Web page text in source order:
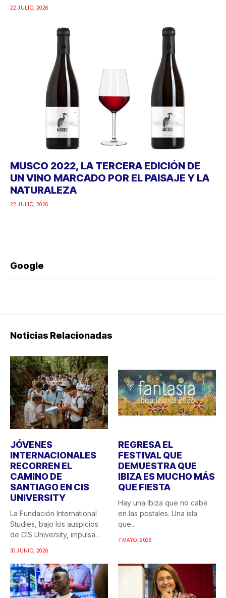
22 JULIO, 2026
MUSCO 2022, LA TERCERA EDICIÓN DE
UN VINO MARCADO POR EL PAISAJE Y LA
NATURALEZA
22 JULIO, 2026
Google
Noticias Relacionadas
JÓVENES
INTERNACIONALES
RECORREN EL
CAMINO DE
SANTIAGO EN CIS
UNIVERSITY
La Fundación International
Studies, bajo los auspicios
de CIS University, impulsa
30 JUNIO, 2026
REGRESA EL
FESTIVAL QUE
DEMUESTRA QUE
IBIZA ES MUCHO MÁS
QUE FIESTA
Hay una Ibiza que no cabe
en las postales. Una isla
que...
7 MAYO, 2026